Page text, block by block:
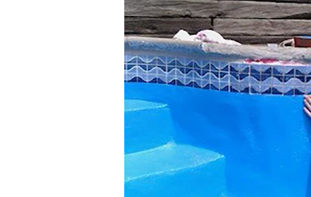
Vinil:
Por
Que
Escolher
Essa
Opção
para
Sua